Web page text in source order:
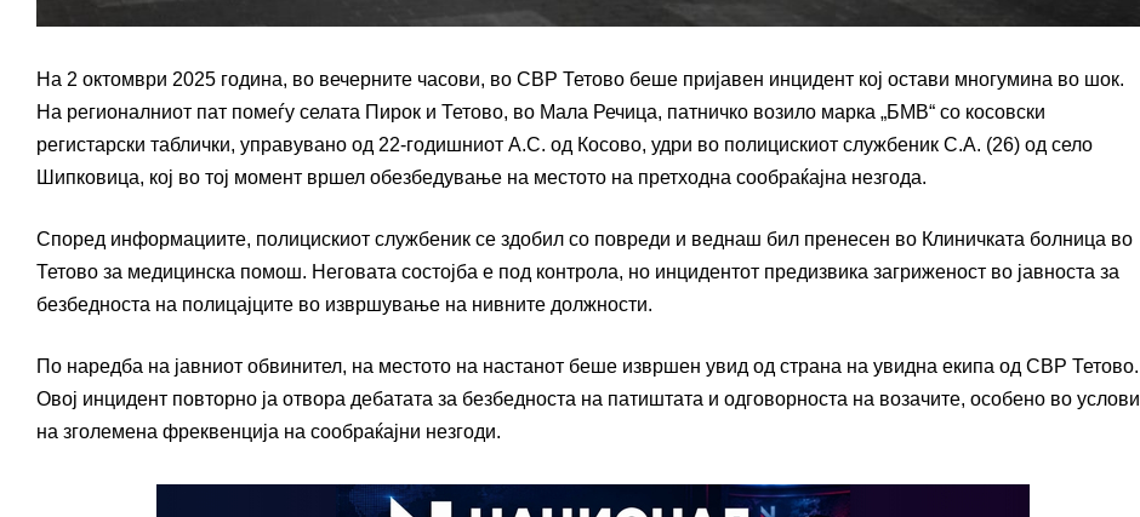
На 2 октомври 2025 година, во вечерните часови, во СВР Тетово беше пријавен инцидент кој остави многумина во шок.
На регионалниот пат помеѓу селата Пирок и Тетово, во Мала Речица, патничко возило марка „БМВ“ со косовски
регистарски таблички, управувано од 22-годишниот А.С. од Косово, удри во полицискиот службеник С.А. (26) од село
Шипковица, кој во тој момент вршел обезбедување на местото на претходна сообраќајна незгода.
Според информациите, полицискиот службеник се здобил со повреди и веднаш бил пренесен во Клиничката болница во
Тетово за медицинска помош. Неговата состојба е под контрола, но инцидентот предизвика загриженост во јавноста за
безбедноста на полицајците во извршување на нивните должности.
По наредба на јавниот обвинител, на местото на настанот беше извршен увид од страна на увидна екипа од СВР Тетово.
Овој инцидент повторно ја отвора дебатата за безбедноста на патиштата и одговорноста на возачите, особено во услови
на зголемена фреквенција на сообраќајни незгоди.